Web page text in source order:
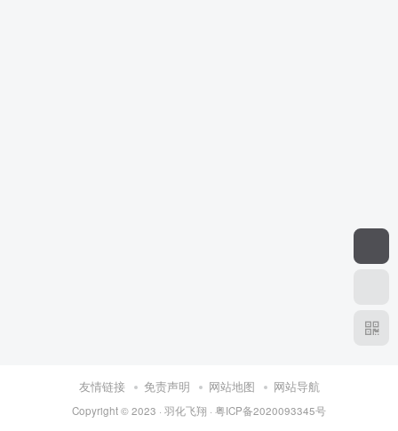
友情链接 免责声明 网站地图 网站导航
Copyright © 2023 · 羽化飞翔 · 粤ICP备2020093345号